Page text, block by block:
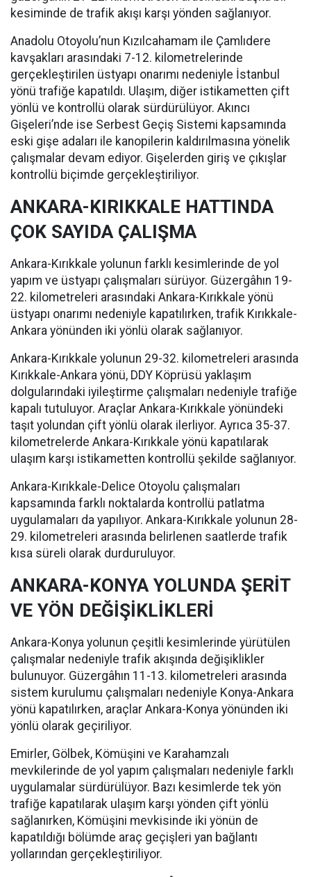
kesiminde de trafik akışı karşı yönden sağlanıyor.
Anadolu Otoyolu’nun Kızılcahamam ile Çamlıdere
kavşakları arasındaki 7-12. kilometrelerinde
gerçekleştirilen üstyapı onarımı nedeniyle İstanbul
yönü trafiğe kapatıldı. Ulaşım, diğer istikametten çift
yönlü ve kontrollü olarak sürdürülüyor. Akıncı
Gişeleri’nde ise Serbest Geçiş Sistemi kapsamında
eski gişe adaları ile kanopilerin kaldırılmasına yönelik
çalışmalar devam ediyor. Gişelerden giriş ve çıkışlar
kontrollü biçimde gerçekleştiriliyor.
ANKARA-KIRIKKALE HATTINDA
ÇOK SAYIDA ÇALIŞMA
Ankara-Kırıkkale yolunun farklı kesimlerinde de yol
yapım ve üstyapı çalışmaları sürüyor. Güzergâhın 19-
22. kilometreleri arasındaki Ankara-Kırıkkale yönü
üstyapı onarımı nedeniyle kapatılırken, trafik Kırıkkale-
Ankara yönünden iki yönlü olarak sağlanıyor.
Ankara-Kırıkkale yolunun 29-32. kilometreleri arasında
Kırıkkale-Ankara yönü, DDY Köprüsü yaklaşım
dolgularındaki iyileştirme çalışmaları nedeniyle trafiğe
kapalı tutuluyor. Araçlar Ankara-Kırıkkale yönündeki
taşıt yolundan çift yönlü olarak ilerliyor. Ayrıca 35-37.
kilometrelerde Ankara-Kırıkkale yönü kapatılarak
ulaşım karşı istikametten kontrollü şekilde sağlanıyor.
Ankara-Kırıkkale-Delice Otoyolu çalışmaları
kapsamında farklı noktalarda kontrollü patlatma
uygulamaları da yapılıyor. Ankara-Kırıkkale yolunun 28-
29. kilometreleri arasında belirlenen saatlerde trafik
kısa süreli olarak durduruluyor.
ANKARA-KONYA YOLUNDA ŞERİT
VE YÖN DEĞİŞİKLİKLERİ
Ankara-Konya yolunun çeşitli kesimlerinde yürütülen
çalışmalar nedeniyle trafik akışında değişiklikler
bulunuyor. Güzergâhın 11-13. kilometreleri arasında
sistem kurulumu çalışmaları nedeniyle Konya-Ankara
yönü kapatılırken, araçlar Ankara-Konya yönünden iki
yönlü olarak geçiriliyor.
Emirler, Gölbek, Kömüşini ve Karahamzalı
mevkilerinde de yol yapım çalışmaları nedeniyle farklı
uygulamalar sürdürülüyor. Bazı kesimlerde tek yön
trafiğe kapatılarak ulaşım karşı yönden çift yönlü
sağlanırken, Kömüşini mevkisinde iki yönün de
kapatıldığı bölümde araç geçişleri yan bağlantı
yollarından gerçekleştiriliyor.